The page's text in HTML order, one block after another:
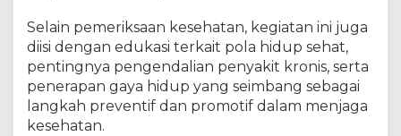
h
a
t
a
n
Selain pemeriksaan kesehatan, kegiatan ini juga
diisi dengan edukasi terkait pola hidup sehat,
pentingnya pengendalian penyakit kronis, serta
penerapan gaya hidup yang seimbang sebagai
langkah preventif dan promotif dalam menjaga
kesehatan.